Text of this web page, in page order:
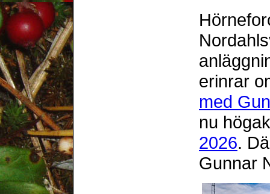
erinrar
med
nu
2026.
Gunnar